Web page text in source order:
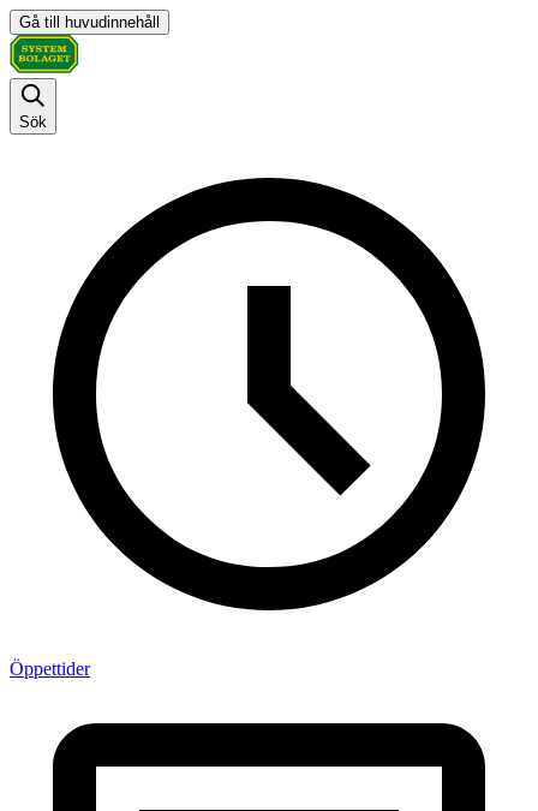
Gå till huvudinnehåll
Sök
Öppettider